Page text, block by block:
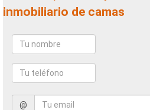
inmobiliario de camas
@